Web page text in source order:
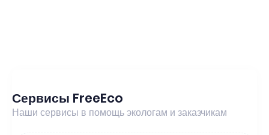
Сервисы FreeEco
Наши сервисы в помощь экологам и заказчикам